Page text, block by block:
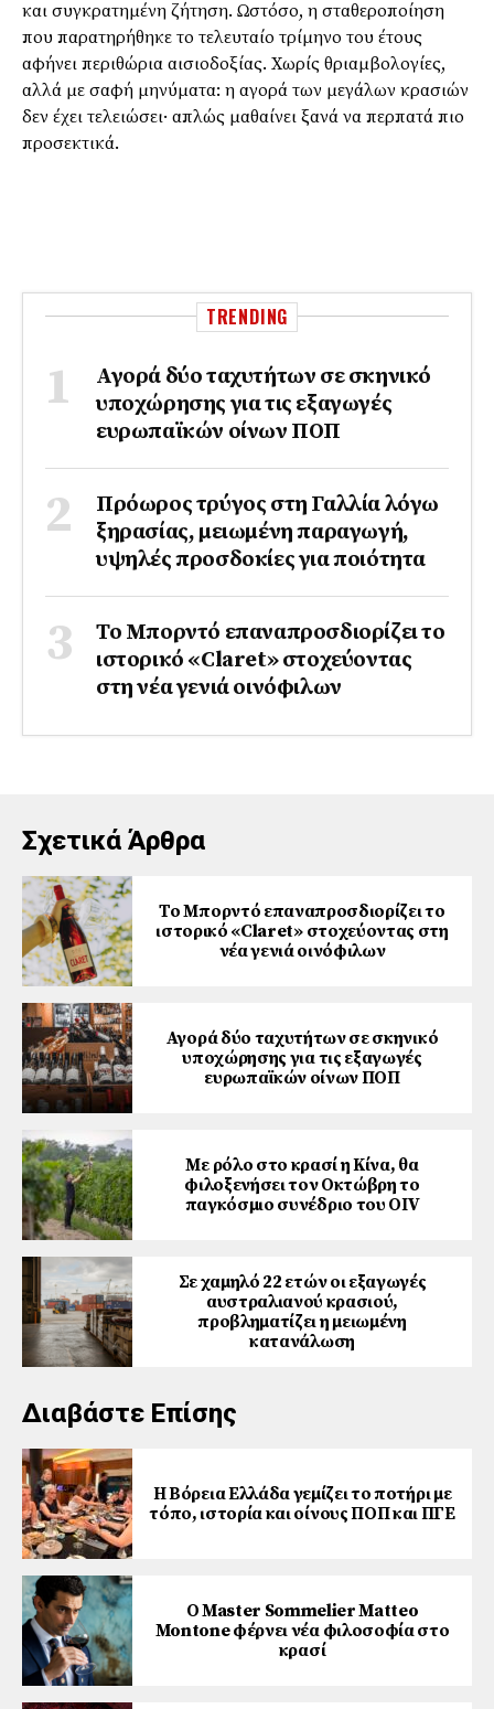
και συγκρατημένη ζήτηση. Ωστόσο, η σταθεροποίηση
που παρατηρήθηκε το τελευταίο τρίμηνο του έτους
αφήνει περιθώρια αισιοδοξίας. Χωρίς θριαμβολογίες,
αλλά με σαφή μηνύματα: η αγορά των μεγάλων κρασιών
δεν έχει τελειώσει· απλώς μαθαίνει ξανά να περπατά πιο
προσεκτικά.
TRENDING
Αγορά δύο ταχυτήτων σε σκηνικό
υποχώρησης για τις εξαγωγές
ευρωπαϊκών οίνων ΠΟΠ
Πρόωρος τρύγος στη Γαλλία λόγω
ξηρασίας, μειωμένη παραγωγή,
υψηλές προσδοκίες για ποιότητα
Το Μπορντό επαναπροσδιορίζει το
ιστορικό «Claret» στοχεύοντας
στη νέα γενιά οινόφιλων
Σχετικά Άρθρα
Το Μπορντό επαναπροσδιορίζει το
ιστορικό «Claret» στοχεύοντας στη
νέα γενιά οινόφιλων
Αγορά δύο ταχυτήτων σε σκηνικό
υποχώρησης για τις εξαγωγές
ευρωπαϊκών οίνων ΠΟΠ
Με ρόλο στο κρασί η Κίνα, θα
φιλοξενήσει τον Οκτώβρη το
παγκόσμιο συνέδριο του ΟΙV
Σε χαμηλό 22 ετών οι εξαγωγές
αυστραλιανού κρασιού,
προβληματίζει η μειωμένη
κατανάλωση
Διαβάστε Επίσης
Η Βόρεια Ελλάδα γεμίζει το ποτήρι με
τόπο, ιστορία και οίνους ΠΟΠ και ΠΓΕ
Ο Master Sommelier Matteo
Montone φέρνει νέα φιλοσοφία στο
κρασί